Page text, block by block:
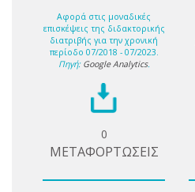
Αφορά στις μοναδικές
επισκέψεις της διδακτορικής
διατριβής για την χρονική
περίοδο 07/2018 - 07/2023.
Πηγή: Google Analytics.
0
ΜΕΤΑΦΟΡΤΩΣΕΙΣ